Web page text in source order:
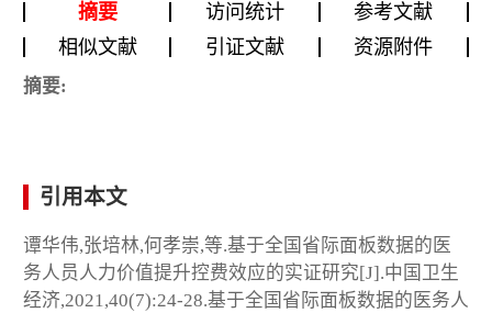
摘要 访问统计
参考文献
相似文献
引证文献 资源附件
摘要:
引用本文
谭华伟,张培林,何孝崇,等.基于全国省际面板数据的医
务人员人力价值提升控费效应的实证研究[J].中国卫生
经济,2021,40(7):24-28.基于全国省际面板数据的医务人